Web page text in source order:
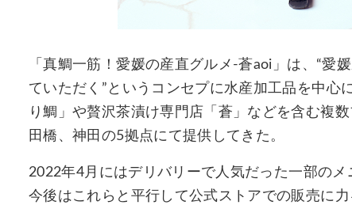
「真鯛一筋！愛媛の産直グルメ-蒼aoi」は、“愛
ていただく”というコンセプに水産加工品を中心
り鯛」や贅沢茶漬け専門店「蒼」などを含む複
田橋、神田の5拠点にて提供してきた。
2022年4月にはデリバリーで人気だった一部の
今後はこれらと平行して公式ストアでの販売に力